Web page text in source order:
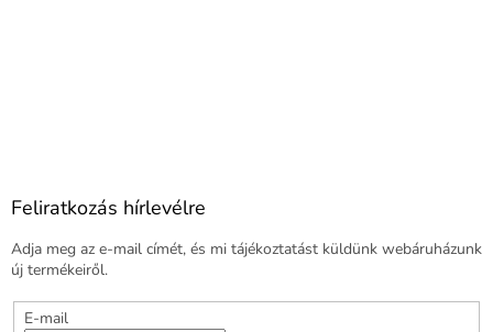
Feliratkozás hírlevélre
Adja meg az e-mail címét, és mi tájékoztatást küldünk webáruházunk
új termékeiről.
E-mail